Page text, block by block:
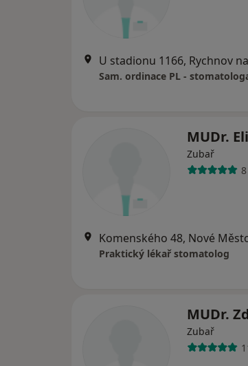
U stadionu 1166, Rychnov
Sam. ordinace PL -
MUDr.
Zubař
Komenského 48, Nové
Praktický lékař stomatolog
MUDr.
Zubař